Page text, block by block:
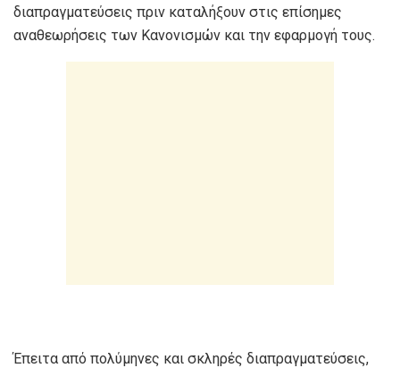
διαπραγματεύσεις πριν καταλήξουν στις επίσημες
αναθεωρήσεις των Κανονισμών και την εφαρμογή τους.
Έπειτα από πολύμηνες και σκληρές διαπραγματεύσεις,